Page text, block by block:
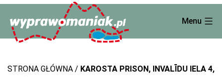
content
Menu
STRONA GŁÓWNA
KAROSTA PRISON, INVALĪDU IELA 4,